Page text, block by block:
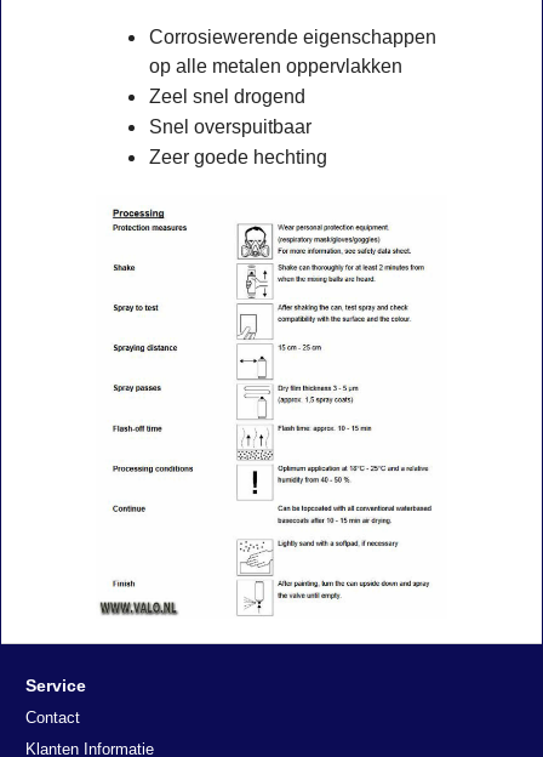
Corrosiewerende eigenschappen
op alle metalen oppervlakken
Zeel snel drogend
Snel overspuitbaar
Zeer goede hechting
Service
Contact
Klanten Informatie